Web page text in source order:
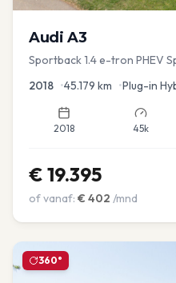
Audi A3
Sportback 1.4 e-tron PHEV
2018 •45.179 km •Plug-in
2018 45k
€ 19.395
of vanaf: € 402 /mnd
360°